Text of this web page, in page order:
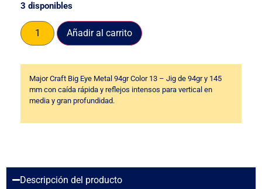
3 disponibles
Añadir al carrito
Major Craft Big Eye Metal 94gr Color 13 – Jig de 94gr y 145
mm con caída rápida y reflejos intensos para vertical en
media y gran profundidad.
Descripción del producto